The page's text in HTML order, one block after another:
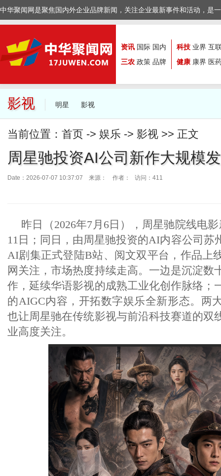
中华聚闻网是聚焦国内外企业品牌新闻，关注企业最新事件和活动，是
资讯 国际 国内
三农 政策 品牌
科技 业界 互
健康 康界 医
影视 明星 影视
当前位置： 首页 -> 娱乐 -> 影视 >> 正文
周星驰投资AI公司新作大规模
Date：2026-07-07 10:37:07 来源： 作者： 访问：411
昨日（2026年7月6日），周星驰院线电
11日；同日，由周星驰投资的AI内容公司苏
AI剧集正式登陆B站、阅文双平台，作品上
网关注，市场热度持续走高。一边是沉淀数
作，延续华语影视的成熟工业化创作脉络；
的AIGC内容，开拓数字娱乐全新形态。两
也让周星驰在传统影视与前沿科技赛道的双
业高度关注。